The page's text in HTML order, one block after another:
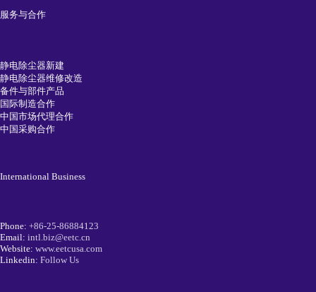
服务与合作
静电除尘器新建
静电除尘器维修改造
备件与部件产品
国际制造合作
中国市场代理合作
中国采购合作
International Business
Phone: +86-25-86884123
Email: intl.biz@eetc.cn
Website: www.eetcusa.com
Linkedin: Follow Us